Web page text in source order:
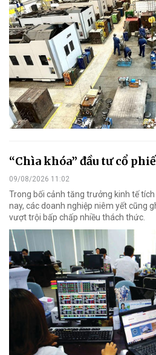
“Chìa khóa” đầu tư cổ
09/08/2026 11:02
Trong bối cảnh tăng trưởng kinh tế
nay, các doanh nghiệp niêm yết cũng
vượt trội bấp chấp nhiều thách thức.